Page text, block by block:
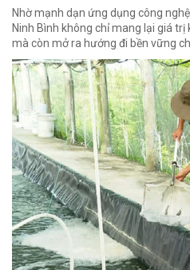
Nhờ mạnh dạn ứng dụng công
Ninh Bình không chỉ mang lại giá
mà còn mở ra hướng đi bền vững